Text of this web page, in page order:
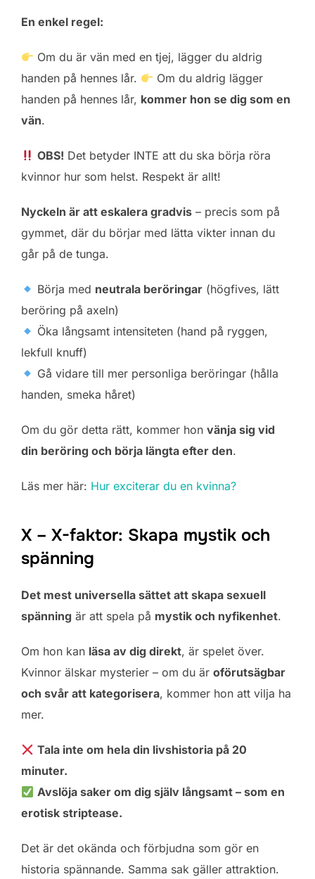
En enkel regel:
Om du är vän med en tjej, lägger du aldrig
handen på hennes lår.
Om du aldrig lägger
handen på hennes lår, kommer hon se dig som en
vän.
OBS! Det betyder INTE att du ska börja röra
kvinnor hur som helst. Respekt är allt!
Nyckeln är att eskalera gradvis – precis som på
gymmet, där du börjar med lätta vikter innan du
går på de tunga.
Börja med neutrala beröringar (högfives, lätt
beröring på axeln)
Öka långsamt intensiteten (hand på ryggen,
lekfull knuff)
Gå vidare till mer personliga beröringar (hålla
handen, smeka håret)
Om du gör detta rätt, kommer hon vänja sig vid
din beröring och börja längta efter den.
Läs mer här: Hur exciterar du en kvinna?
X – X-faktor: Skapa mystik och
spänning
Det mest universella sättet att skapa sexuell
spänning är att spela på mystik och nyfikenhet.
Om hon kan läsa av dig direkt, är spelet över.
Kvinnor älskar mysterier – om du är oförutsägbar
och svår att kategorisera, kommer hon att vilja ha
mer.
Tala inte om hela din livshistoria på 20
minuter.
Avslöja saker om dig själv långsamt – som en
erotisk striptease.
Det är det okända och förbjudna som gör en
historia spännande. Samma sak gäller attraktion.